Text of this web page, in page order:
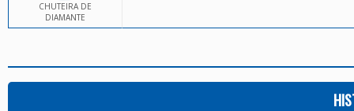
CHUTEIRA DE
DIAMANTE